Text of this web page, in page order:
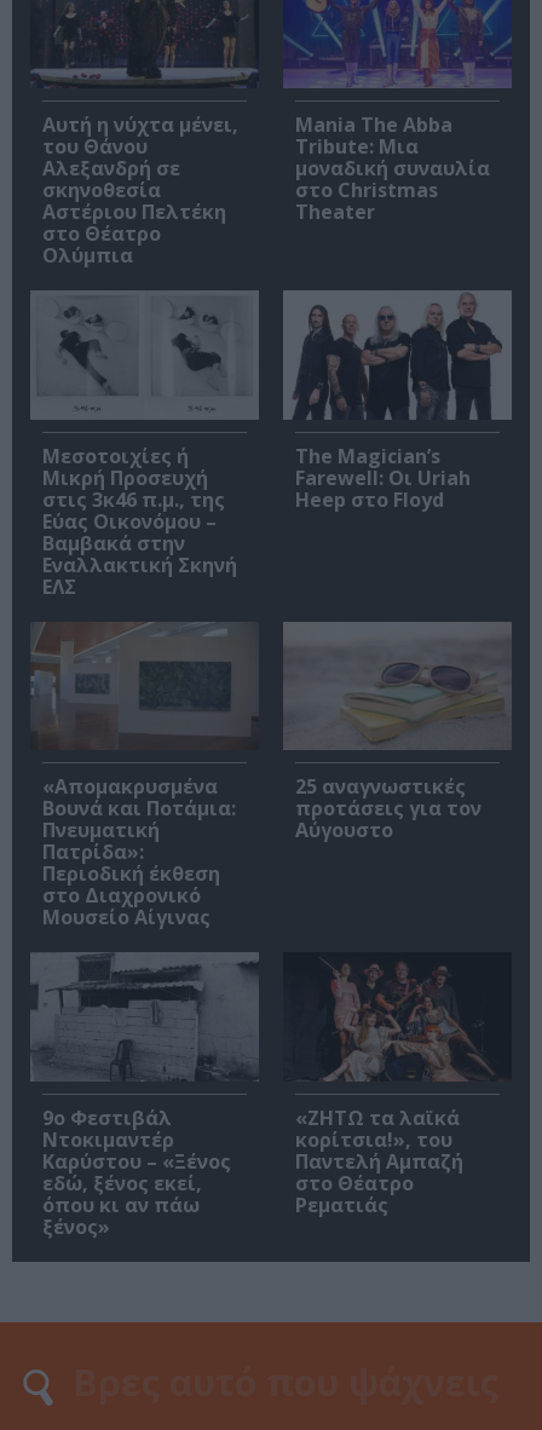
Αυτή η νύχτα μένει,
του Θάνου
Αλεξανδρή σε
σκηνοθεσία
Αστέριου Πελτέκη
στο Θέατρο
Ολύμπια
Mania The Abba
Tribute: Μια
μοναδική συναυλία
στο Christmas
Theater
Μεσοτοιχίες ή
Μικρή Προσευχή
στις 3κ46 π.μ., της
Εύας Οικονόμου –
Βαμβακά στην
Εναλλακτική Σκηνή
ΕΛΣ
The Magician’s
Farewell: Οι Uriah
Heep στο Floyd
«Απομακρυσμένα
Βουνά και Ποτάμια:
Πνευματική
Πατρίδα»:
Περιοδική έκθεση
στο Διαχρονικό
Μουσείο Αίγινας
25 αναγνωστικές
προτάσεις για τον
Αύγουστο
9ο Φεστιβάλ
Ντοκιμαντέρ
Καρύστου – «Ξένος
εδώ, ξένος εκεί,
όπου κι αν πάω
ξένος»
«ΖΗΤΩ τα λαϊκά
κορίτσια!», του
Παντελή Αμπαζή
στο Θέατρο
Ρεματιάς